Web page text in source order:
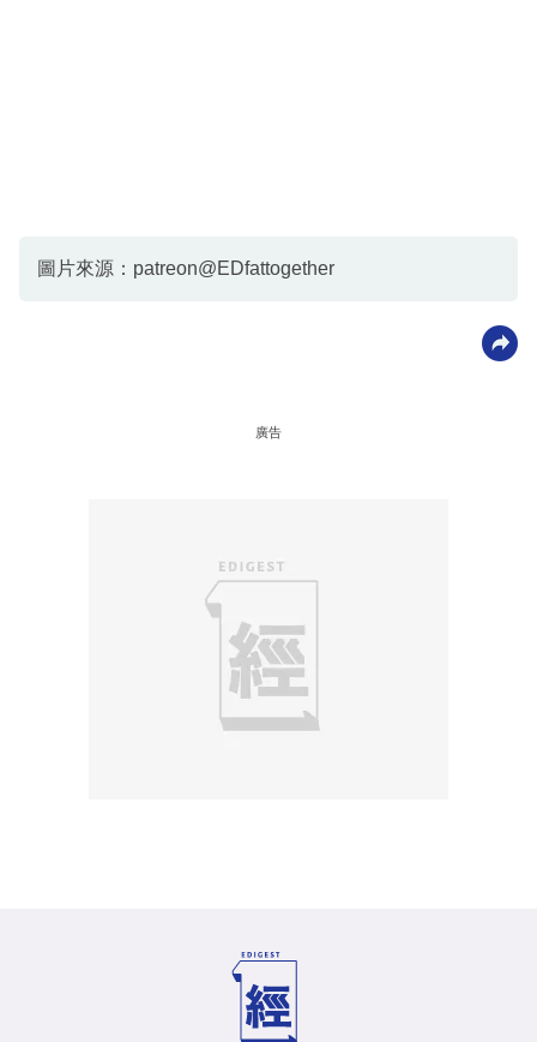
圖片來源：patreon@EDfattogether
廣告